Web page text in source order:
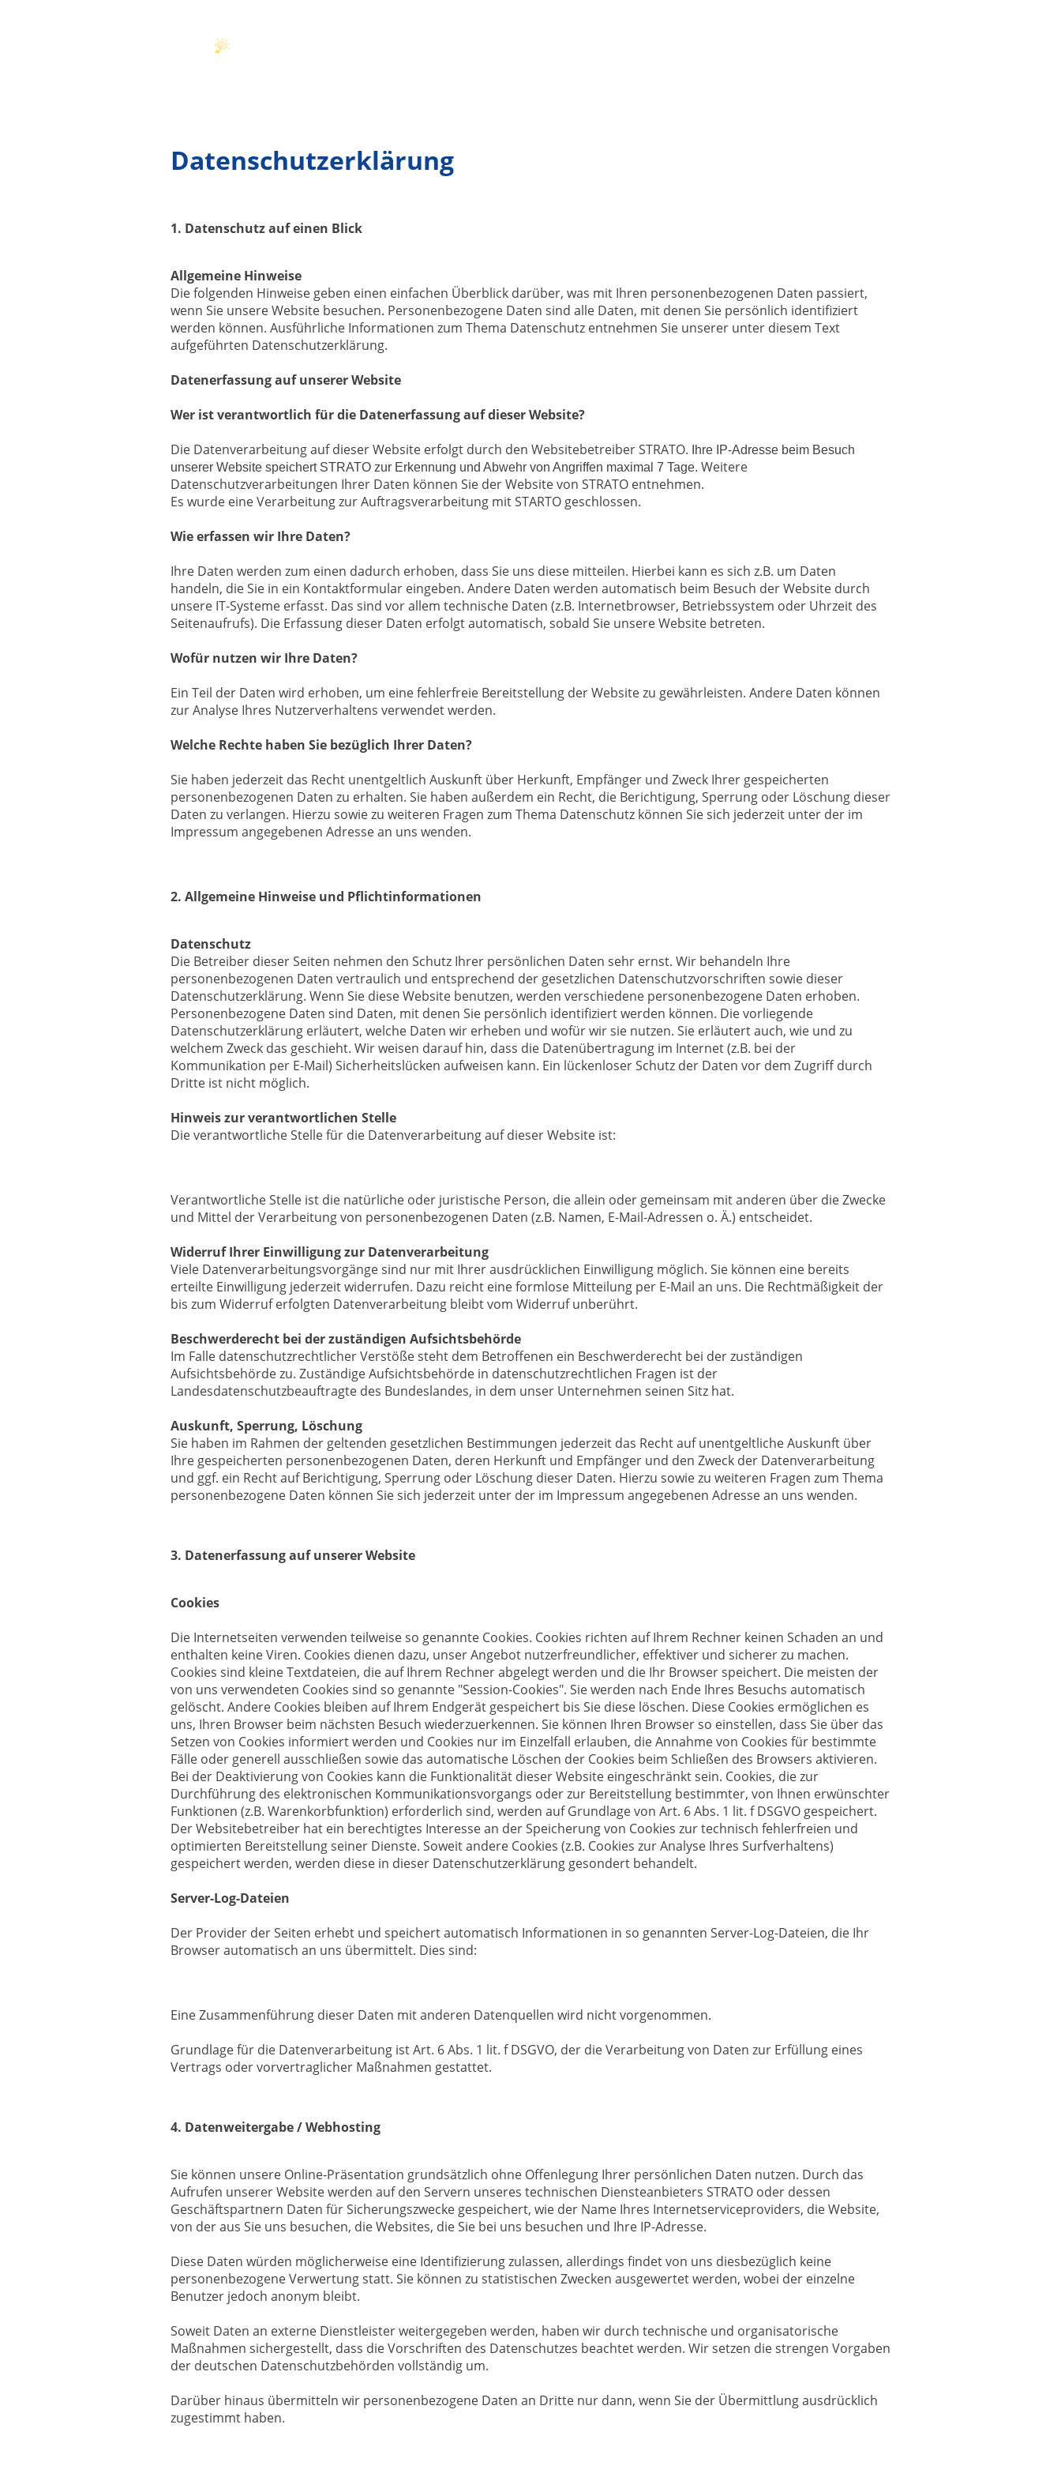
Datenschutzerklärung
1. Datenschutz auf einen Blick
Allgemeine Hinweise
Die folgenden Hinweise geben einen einfachen Überblick darüber, was mit Ihren personenbezogenen Daten passiert,
wenn Sie unsere Website besuchen. Personenbezogene Daten sind alle Daten, mit denen Sie persönlich identifiziert
werden können. Ausführliche Informationen zum Thema Datenschutz entnehmen Sie unserer unter diesem Text
aufgeführten Datenschutzerklärung.
Datenerfassung auf unserer Website
Wer ist verantwortlich für die Datenerfassung auf dieser Website?
Die Datenverarbeitung auf dieser Website erfolgt durch den Websitebetreiber STRATO.
Ihre IP-Adresse beim Besuch
unserer Website speichert STRATO zur Erkennung und Abwehr von Angriffen maximal 7 Tage. Weitere
Datenschutzverarbeitungen Ihrer Daten können Sie der Website von STRATO entnehmen.
Es wurde eine Verarbeitung zur Auftragsverarbeitung mit STARTO geschlossen.
Wie erfassen wir Ihre Daten?
Ihre Daten werden zum einen dadurch erhoben, dass Sie uns diese mitteilen. Hierbei kann es sich z.B. um Daten
handeln, die Sie in ein Kontaktformular eingeben. Andere Daten werden automatisch beim Besuch der Website durch
unsere IT-Systeme erfasst. Das sind vor allem technische Daten (z.B. Internetbrowser, Betriebssystem oder Uhrzeit des
Seitenaufrufs). Die Erfassung dieser Daten erfolgt automatisch, sobald Sie unsere Website betreten.
Wofür nutzen wir Ihre Daten?
Ein Teil der Daten wird erhoben, um eine fehlerfreie Bereitstellung der Website zu gewährleisten. Andere Daten können
zur Analyse Ihres Nutzerverhaltens verwendet werden.
Welche Rechte haben Sie bezüglich Ihrer Daten?
Sie haben jederzeit das Recht unentgeltlich Auskunft über Herkunft, Empfänger und Zweck Ihrer gespeicherten
personenbezogenen Daten zu erhalten. Sie haben außerdem ein Recht, die Berichtigung, Sperrung oder Löschung dieser
Daten zu verlangen. Hierzu sowie zu weiteren Fragen zum Thema Datenschutz können Sie sich jederzeit unter der im
Impressum angegebenen Adresse an uns wenden.
2. Allgemeine Hinweise und Pflichtinformationen
Datenschutz
Die Betreiber dieser Seiten nehmen den Schutz Ihrer persönlichen Daten sehr ernst. Wir behandeln Ihre
personenbezogenen Daten vertraulich und entsprechend der gesetzlichen Datenschutzvorschriften sowie dieser
Datenschutzerklärung. Wenn Sie diese Website benutzen, werden verschiedene personenbezogene Daten erhoben.
Personenbezogene Daten sind Daten, mit denen Sie persönlich identifiziert werden können. Die vorliegende
Datenschutzerklärung erläutert, welche Daten wir erheben und wofür wir sie nutzen. Sie erläutert auch, wie und zu
welchem Zweck das geschieht. Wir weisen darauf hin, dass die Datenübertragung im Internet (z.B. bei der
Kommunikation per E-Mail) Sicherheitslücken aufweisen kann. Ein lückenloser Schutz der Daten vor dem Zugriff durch
Dritte ist nicht möglich.
Hinweis zur verantwortlichen Stelle
Die verantwortliche Stelle für die Datenverarbeitung auf dieser Website ist:
Verantwortliche Stelle ist die natürliche oder juristische Person, die allein oder gemeinsam mit anderen über die Zwecke
und Mittel der Verarbeitung von personenbezogenen Daten (z.B. Namen, E-Mail-Adressen o. Ä.) entscheidet.
Widerruf Ihrer Einwilligung zur Datenverarbeitung
Viele Datenverarbeitungsvorgänge sind nur mit Ihrer ausdrücklichen Einwilligung möglich. Sie können eine bereits
erteilte Einwilligung jederzeit widerrufen. Dazu reicht eine formlose Mitteilung per E-Mail an uns. Die Rechtmäßigkeit der
bis zum Widerruf erfolgten Datenverarbeitung bleibt vom Widerruf unberührt.
Beschwerderecht bei der zuständigen Aufsichtsbehörde
Im Falle datenschutzrechtlicher Verstöße steht dem Betroffenen ein Beschwerderecht bei der zuständigen
Aufsichtsbehörde zu. Zuständige Aufsichtsbehörde in datenschutzrechtlichen Fragen ist der
Landesdatenschutzbeauftragte des Bundeslandes, in dem unser Unternehmen seinen Sitz hat.
Auskunft, Sperrung, Löschung
Sie haben im Rahmen der geltenden gesetzlichen Bestimmungen jederzeit das Recht auf unentgeltliche Auskunft über
Ihre gespeicherten personenbezogenen Daten, deren Herkunft und Empfänger und den Zweck der Datenverarbeitung
und ggf. ein Recht auf Berichtigung, Sperrung oder Löschung dieser Daten. Hierzu sowie zu weiteren Fragen zum Thema
personenbezogene Daten können Sie sich jederzeit unter der im Impressum angegebenen Adresse an uns wenden.
3. Datenerfassung auf unserer Website
Cookies
Die Internetseiten verwenden teilweise so genannte Cookies. Cookies richten auf Ihrem Rechner keinen Schaden an und
enthalten keine Viren. Cookies dienen dazu, unser Angebot nutzerfreundlicher, effektiver und sicherer zu machen.
Cookies sind kleine Textdateien, die auf Ihrem Rechner abgelegt werden und die Ihr Browser speichert. Die meisten der
von uns verwendeten Cookies sind so genannte "Session-Cookies". Sie werden nach Ende Ihres Besuchs automatisch
gelöscht. Andere Cookies bleiben auf Ihrem Endgerät gespeichert bis Sie diese löschen. Diese Cookies ermöglichen es
uns, Ihren Browser beim nächsten Besuch wiederzuerkennen. Sie können Ihren Browser so einstellen, dass Sie über das
Setzen von Cookies informiert werden und Cookies nur im Einzelfall erlauben, die Annahme von Cookies für bestimmte
Fälle oder generell ausschließen sowie das automatische Löschen der Cookies beim Schließen des Browsers aktivieren.
Bei der Deaktivierung von Cookies kann die Funktionalität dieser Website eingeschränkt sein. Cookies, die zur
Durchführung des elektronischen Kommunikationsvorgangs oder zur Bereitstellung bestimmter, von Ihnen erwünschter
Funktionen (z.B. Warenkorbfunktion) erforderlich sind, werden auf Grundlage von Art. 6 Abs. 1 lit. f DSGVO gespeichert.
Der Websitebetreiber hat ein berechtigtes Interesse an der Speicherung von Cookies zur technisch fehlerfreien und
optimierten Bereitstellung seiner Dienste. Soweit andere Cookies (z.B. Cookies zur Analyse Ihres Surfverhaltens)
gespeichert werden, werden diese in dieser Datenschutzerklärung gesondert behandelt.
Server-Log-Dateien
Der Provider der Seiten erhebt und speichert automatisch Informationen in so genannten Server-Log-Dateien, die Ihr
Browser automatisch an uns übermittelt. Dies sind:
Eine Zusammenführung dieser Daten mit anderen Datenquellen wird nicht vorgenommen.
Grundlage für die Datenverarbeitung ist Art. 6 Abs. 1 lit. f DSGVO, der die Verarbeitung von Daten zur Erfüllung eines
Vertrags oder vorvertraglicher Maßnahmen gestattet.
4. Datenweitergabe / Webhosting
Sie können unsere Online-Präsentation grundsätzlich ohne Offenlegung Ihrer persönlichen Daten nutzen. Durch das
Aufrufen unserer Website werden auf den Servern unseres technischen Diensteanbieters STRATO oder dessen
Geschäftspartnern Daten für Sicherungszwecke gespeichert, wie der Name Ihres Internetserviceproviders, die Website,
von der aus Sie uns besuchen, die Websites, die Sie bei uns besuchen und Ihre IP-Adresse.
Diese Daten würden möglicherweise eine Identifizierung zulassen, allerdings findet von uns diesbezüglich keine
personenbezogene Verwertung statt. Sie können zu statistischen Zwecken ausgewertet werden, wobei der einzelne
Benutzer jedoch anonym bleibt.
Soweit Daten an externe Dienstleister weitergegeben werden, haben wir durch technische und organisatorische
Maßnahmen sichergestellt, dass die Vorschriften des Datenschutzes beachtet werden. Wir setzen die strengen Vorgaben
der deutschen Datenschutzbehörden vollständig um.
Darüber hinaus übermitteln wir personenbezogene Daten an Dritte nur dann, wenn Sie der Übermittlung ausdrücklich
zugestimmt haben.